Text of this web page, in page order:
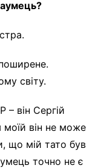
світу.
він Сергій
він не може
що мій тато був
точно не є